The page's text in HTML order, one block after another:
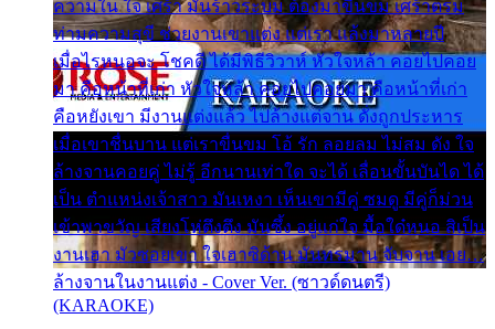
ความใน ใจ เศร้า มันร้าวระบม ต้องมาขื่นขม เศร้าตรม
ท่ามความสุขี ช่วยงานเขาแต่ง แต่เรา แล้งมาหลายปี
เมื่อไรหนอจะ โชคดี ได้มีพิธีวิวาห์ หัวใจหล้า คอยไปคอย
มา คือหน้าที่เก่า หัวใจหล้า คอยไปคอยมา คือหน้าที่เก่า
คือหยังเขา มีงานแต่งแล้ว ไปล้างแต่จาน ดั่งถูกประหาร
เมื่อเขาชื่นบาน แต่เราขื่นขม โอ้ รัก ลอยลม ไม่สม ดัง ใจ
ล้างจานคอยคู่ ไม่รู้ อีกนานเท่าใด จะได้ เลื่อนขั้นบันได ได้
เป็น ตำแหน่งเจ้าสาว มันเหงา เห็นเขามีคู่ ซมดู มีคู่ก็ม่วน
เข้าพาขวัญ เสียงโห่ตึงตึง มันซึ้ง อยู่แก่ใจ มื้อใด๋หนอ สิเป็น
งานเฮา มัวซอยเขา ใจเฮาซิด้าน มันทรมาน จับจาน เอย…
ล้างจานในงานแต่ง - Cover Ver. (ซาวด์ดนตรี)
(KARAOKE)